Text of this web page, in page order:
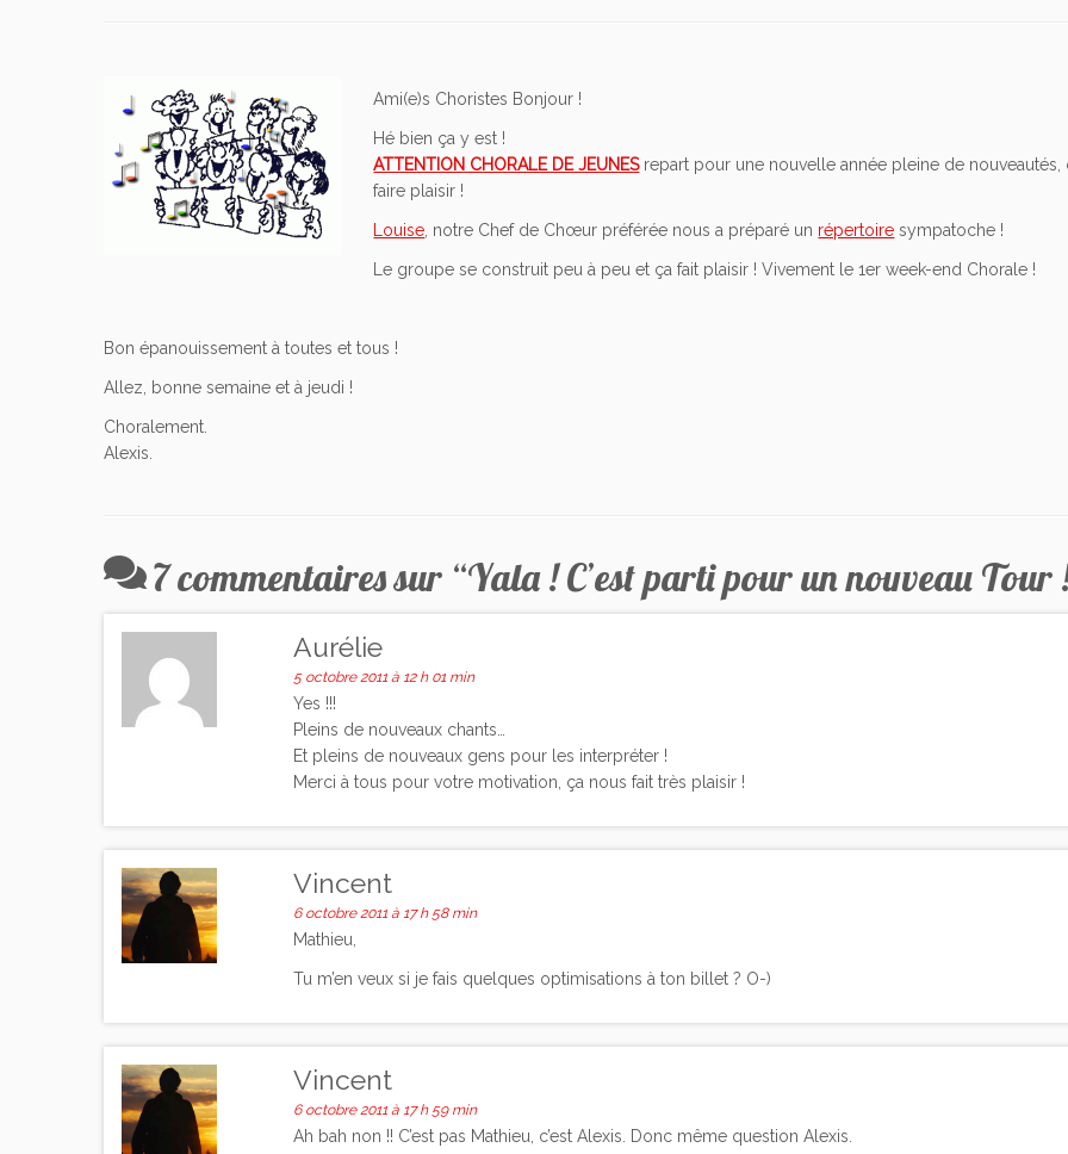
Ami(e)s Choristes Bonjour !
Hé bien ça y est !
ATTENTION CHORALE DE JEUNESrepart pour une nouvelle année pleine de nouveautés,
faire plaisir !
Louise , notre Chef de Chœur préférée nous a préparé un répertoire sympatoche !
Le groupe se construit peu à peu et ça fait plaisir ! Vivement le 1er week-end Chorale !
Bon épanouissement à toutes et tous !
Allez, bonne semaine et à jeudi !
Choralement.
Alexis.
7 commentaires sur “Yala ! C’est parti pour un nouveau Tour
Aurélie
5 octobre 2011 à 12 h 01 min
Yes !!!
Pleins de nouveaux chants…
Et pleins de nouveaux gens pour les interpréter !
Merci à tous pour votre motivation, ça nous fait très plaisir !
Vincent
6 octobre 2011 à 17 h 58 min
Mathieu,
Tu m’en veux si je fais quelques optimisations à ton billet ? O-)
Vincent
6 octobre 2011 à 17 h 59 min
Ah bah non !! C’est pas Mathieu, c’est Alexis. Donc même question Alexis.